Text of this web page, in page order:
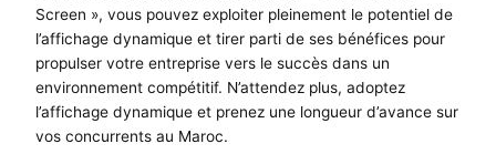
Screen », vous pouvez exploiter pleinement le potentiel de
l’affichage dynamique et tirer parti de ses bénéfices pour
propulser votre entreprise vers le succès dans un
environnement compétitif. N’attendez plus, adoptez
l’affichage dynamique et prenez une longueur d’avance sur
vos concurrents au Maroc.